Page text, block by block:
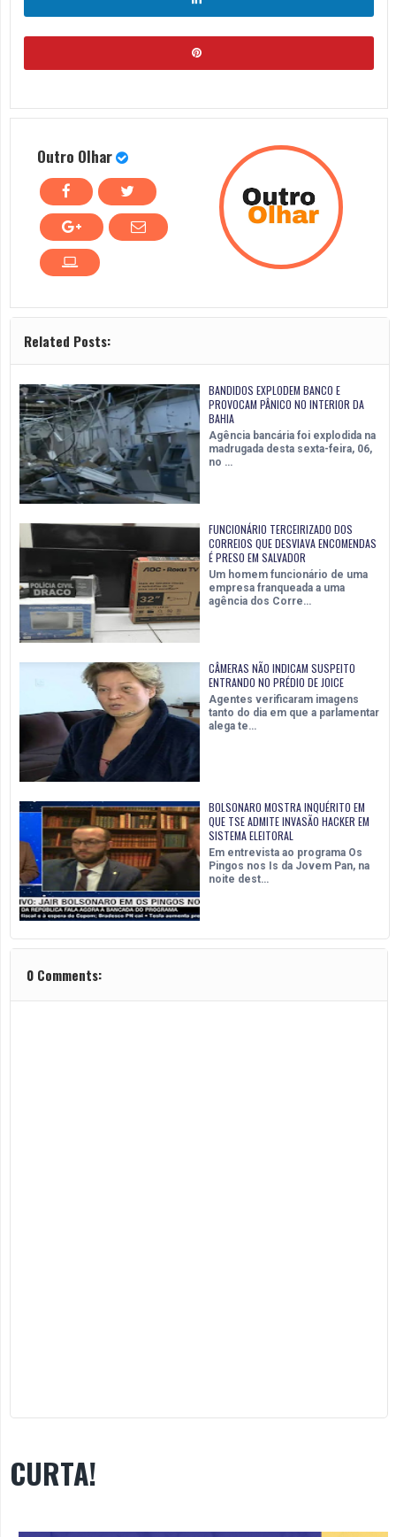
Outro Olhar
Related Posts:
BANDIDOS EXPLODEM BANCO E
PROVOCAM PÂNICO NO INTERIOR DA
BAHIA
Agência bancária foi explodida na
madrugada desta sexta-feira, 06,
no …
FUNCIONÁRIO TERCEIRIZADO DOS
CORREIOS QUE DESVIAVA ENCOMENDAS
É PRESO EM SALVADOR
Um homem funcionário de uma
empresa franqueada a uma
agência dos Corre…
CÂMERAS NÃO INDICAM SUSPEITO
ENTRANDO NO PRÉDIO DE JOICE
Agentes verificaram imagens
tanto do dia em que a parlamentar
alega te…
BOLSONARO MOSTRA INQUÉRITO EM
QUE TSE ADMITE INVASÃO HACKER EM
SISTEMA ELEITORAL
Em entrevista ao programa Os
Pingos nos Is da Jovem Pan, na
noite dest…
0 Comments:
CURTA!